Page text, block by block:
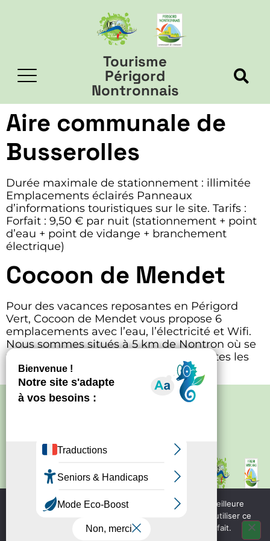
Tourisme
Périgord
Nontronnais
Aire communale de
Busserolles
Durée maximale de stationnement : illimitée
Emplacements éclairés Panneaux
d’informations touristiques sur le site. Tarifs :
Forfait : 9,50 € par nuit (stationnement + point
d’eau + point de vidange + branchement
électrique)
Cocoon de Mendet
Pour des vacances reposantes en Périgord
Vert, Cocoon de Mendet vous propose 6
emplacements avec l’eau, l’électricité et Wifi.
Nous sommes situés à 5 km de Nontron où se
trouve une borne pour vidanger et toutes les
commodités.
Site créé par
Politique de confidentialité
Mentions
touristique de Nontron
Bureau d'information
Nous utilisons des cookies pour vous garantir la meilleure
expérience sur notre site web. Si vous continuez à utiliser ce
site, nous supposerons que vous en êtes satisfait.